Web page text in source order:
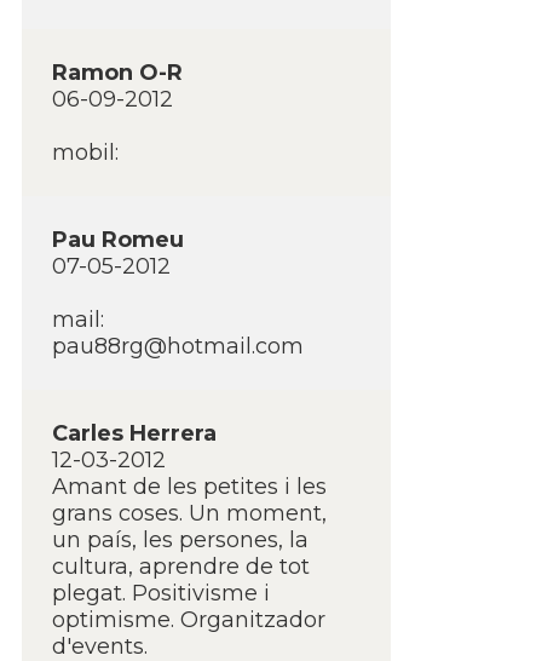
Ramon O-R
06-09-2012
mobil:
Pau Romeu
07-05-2012
mail:
pau88rg@hotmail.com
Carles Herrera
12-03-2012
Amant de les petites i les
grans coses. Un moment,
un paí­s, les persones, la
cultura, aprendre de tot
plegat. Positivisme i
optimisme. Organitzador
d'events.